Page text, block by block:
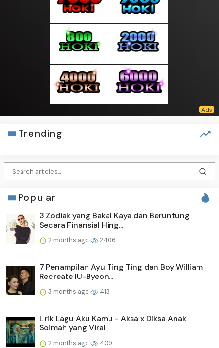
Trending
Popular
3 Zodiak yang Bakal Kaya dan Beruntung
Secara Finansial Hing...
2 months ago 2406
7 Penampilan Ayu Ting Ting dan Boy William
Recreate IU-Byeon...
3 months ago 413
Lirik Lagu Aku Kamu - Aksa x Diksa Anak
Soimah yang Viral
2 months ago 409